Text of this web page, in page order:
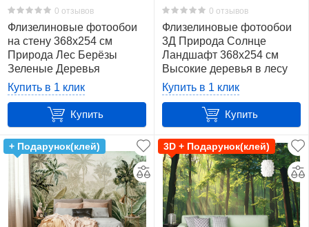
0 отзывов
Флизелиновые фотообои
на стену 368x254 см
Природа Лес Берёзы
Зеленые Деревья
(14182V8)+клей
Купить в 1 клик
Купить
0 отзывов
Флизелиновые фотообои
3Д Природа Солнце
Ландшафт 368x254 см
Высокие деревья в лесу
(10331V8)+клей
Купить в 1 клик
Купить
+ Подарунок(клей) 3D + Подарунок(клей)